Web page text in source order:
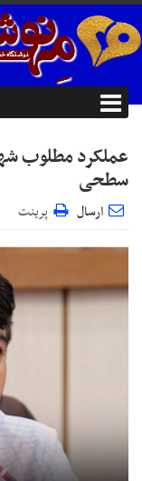
عملکرد مطلوب
سطحی
ارسال پرینت